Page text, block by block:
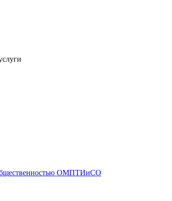
общественностью ОМПТИиСО